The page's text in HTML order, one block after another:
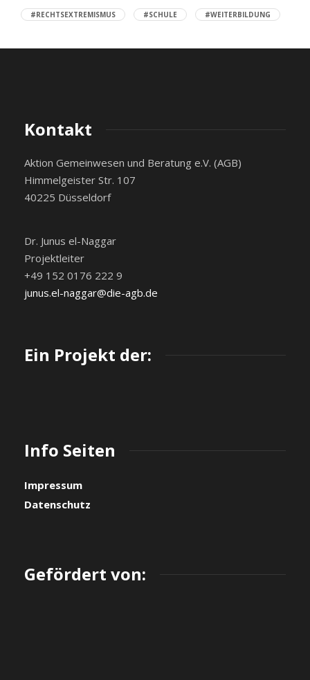
#RECHTSEXTREMISMUS #SCHULE #WEITERBILDUNG
Kontakt
Aktion Gemeinwesen und Beratung e.V. (AGB)
Himmelgeister Str. 107
40225 Düsseldorf
Dr. Junus el-Naggar
Projektleiter
+49 152 0176 222 9
junus.el-naggar@die-agb.de
Ein Projekt der:
Info Seiten
Impressum
Datenschutz
Gefördert von: